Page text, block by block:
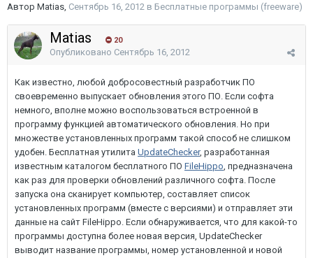
Автор Matias, Сентябрь 16, 2012 в Бесплатные программы (freeware)
Matias 20
Опубликовано Сентябрь 16, 2012
Как известно, любой добросовестный разработчик ПО
своевременно выпускает обновления этого ПО. Если софта
немного, вполне можно воспользоваться встроенной в
программу функцией автоматического обновления. Но при
множестве установленных программ такой способ не слишком
удобен. Бесплатная утилита UpdateChecker, разработанная
известным каталогом бесплатного ПО FileHippo, предназначена
как раз для проверки обновлений различного софта. После
запуска она сканирует компьютер, составляет список
установленных программ (вместе с версиями) и отправляет эти
данные на сайт FileHippo. Если обнаруживается, что для какой-то
программы доступна более новая версия, UpdateChecker
выводит название программы, номер установленной и новой